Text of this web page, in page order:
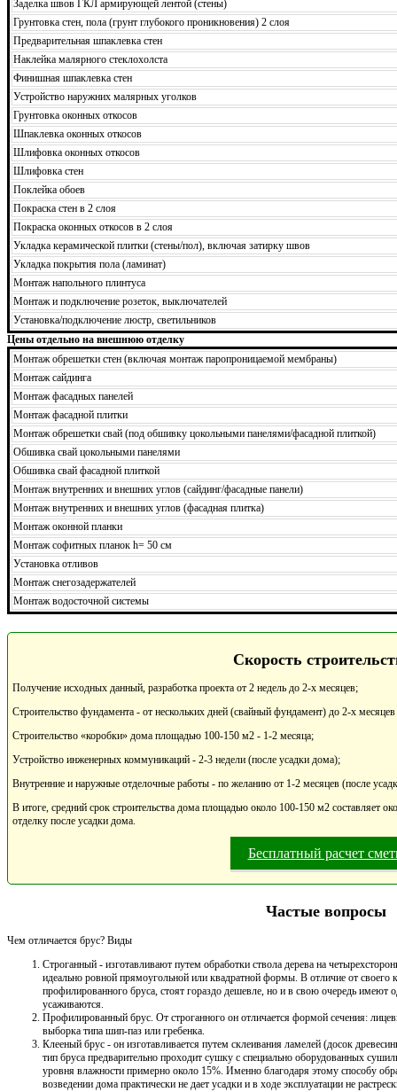
Заделка швов ГКЛ армирующей лентой (стены)
Грунтовка стен, пола (грунт глубокого проникновения) 2 слоя
Предварительная шпаклевка стен
Наклейка малярного стеклохолста
Финишная шпаклевка стен
Устройство наружних малярных уголков
Грунтовка оконных откосов
Шпаклевка оконных откосов
Шлифовка оконных откосов
Шлифовка стен
Поклейка обоев
Покраска стен в 2 слоя
Покраска оконных откосов в 2 слоя
Укладка керамической плитки (стены/пол), включая затирку швов
Укладка покрытия пола (ламинат)
Монтаж напольного плинтуса
Монтаж и подключение розеток, выключателей
Установка/подключение люстр, светильников
Цены отдельно на внешнюю отделку
Монтаж обрешетки стен (включая монтаж паропроницаемой мембраны)
Монтаж сайдинга
Монтаж фасадных панелей
Монтаж фасадной плитки
Монтаж обрешетки свай (под обшивку цокольными панелями/фасадной плиткой)
Обшивка свай цокольными панелями
Обшивка свай фасадной плиткой
Монтаж внутренних и внешних углов (сайдинг/фасадные панели)
Монтаж внутренних и внешних углов (фасадная плитка)
Монтаж оконной планки
Монтаж софитных планок h= 50 см
Установка отливов
Монтаж снегозадержателей
Монтаж водосточной системы
Скорость
Получение исходных данный, разработка проекта от 2 недель до 2-х месяцев;
Строительство фундамента - от нескольких дней (свайный фундамент) до 2-х
Строительство «коробки» дома площадью 100-150 м2 - 1-2 месяца;
Устройство инженерных коммуникаций - 2-3 недели (после усадки дома);
Внутренние и наружные отделочные работы - по желанию от 1-2 месяцев (после
В итоге, средний срок строительства дома площадью около 100-150 м2 составляет
отделку после усадки дома.
Бесплатный расчет
Частые вопросы
Чем отличается брус? Виды
Строганный - изготавливают путем обработки ствола дерева на
идеально ровной прямоугольной или квадратной формы. В отличие от своего
профилированного бруса, стоят гораздо дешевле, но и в свою очередь имеют
усаживаются.
Профилированный брус. От строганного он отличается формой сечения:
выборка типа шип-паз или гребенка.
Клееный брус - он изготавливается путем склеивания ламелей (досок
тип бруса предварительно проходит сушку с специально оборудованных
уровня влажности примерно около 15%. Именно благодаря этому способу
возведении дома практически не дает усадки и в ходе эксплуатации не